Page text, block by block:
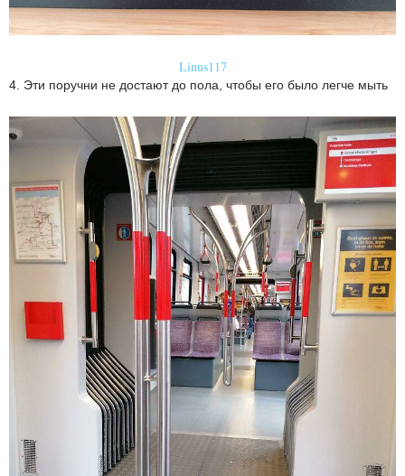
Linus117
4. Эти поручни не достают до пола, чтобы его было легче мыть